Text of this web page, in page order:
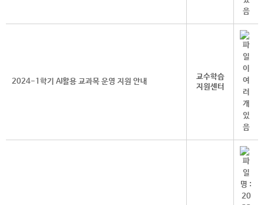
2024-1학기 AI활용 교과목 운영 지원 안내
교수학습
지원센터